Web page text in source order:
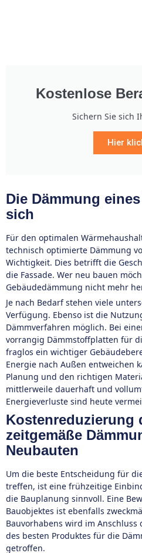
Kostenlose
Sichern Sie sich
Hier
Die Dämmung
sich
Für den optimalen
technisch optimierte Dämmung
Wichtigkeit. Dies betrifft die
die Fassade. Wer neu bauen
Gebäudedämmung nicht mehr
Je nach Bedarf stehen viele
Verfügung. Ebenso ist die
Dämmverfahren möglich. Bei
vorrangig Dämmstoffplatten für
fraglos ein wichtiger
Energie nach Außen entweichen
Planung und den richtigen
mittlerweile dauerhaft und
Energieverluste sind heute
Kostenreduzierung
zeitgemäße
Neubauten
Um die beste Entscheidung für
treffen, ist eine frühzeitige
die Bauplanung sinnvoll. Eine
Bauobjektes ist ebenfalls
Bauvorhabens wird im
des besten Produktes für die
getroffen.